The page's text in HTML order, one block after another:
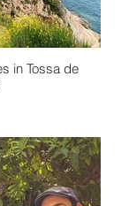
in Tossa de